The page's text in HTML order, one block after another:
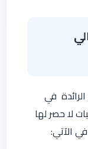
في
لا حصر لها
الآتي: